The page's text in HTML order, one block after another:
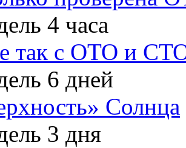
4 часа
так с ОТО и
6 дней
Солнца
3 дня